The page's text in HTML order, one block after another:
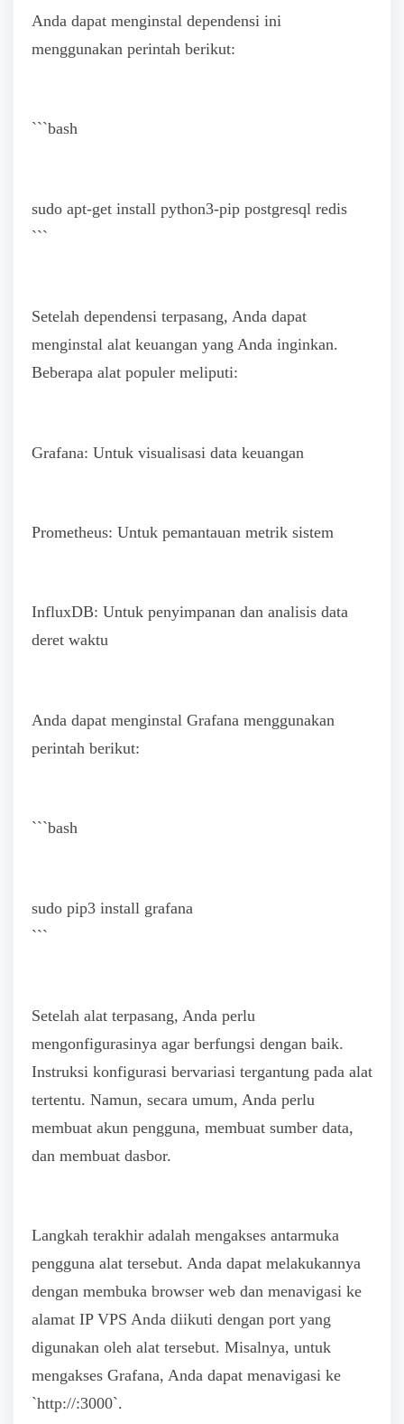
Anda dapat menginstal dependensi ini
menggunakan perintah berikut:
```bash
sudo apt-get install python3-pip postgresql redis
```
Setelah dependensi terpasang, Anda dapat
menginstal alat keuangan yang Anda inginkan.
Beberapa alat populer meliputi:
Grafana: Untuk visualisasi data keuangan
Prometheus: Untuk pemantauan metrik sistem
InfluxDB: Untuk penyimpanan dan analisis data
deret waktu
Anda dapat menginstal Grafana menggunakan
perintah berikut:
```bash
sudo pip3 install grafana
```
Setelah alat terpasang, Anda perlu
mengonfigurasinya agar berfungsi dengan baik.
Instruksi konfigurasi bervariasi tergantung pada alat
tertentu. Namun, secara umum, Anda perlu
membuat akun pengguna, membuat sumber data,
dan membuat dasbor.
Langkah terakhir adalah mengakses antarmuka
pengguna alat tersebut. Anda dapat melakukannya
dengan membuka browser web dan menavigasi ke
alamat IP VPS Anda diikuti dengan port yang
digunakan oleh alat tersebut. Misalnya, untuk
mengakses Grafana, Anda dapat menavigasi ke
`http://:3000`.